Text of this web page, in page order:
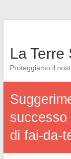
La Terre
Proteggiamo il
di fai-da-